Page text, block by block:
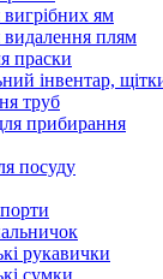
вигрібних ям
видалення плям
праски
інвентар,
труб
прибирання
посуду
рукавички
сумки